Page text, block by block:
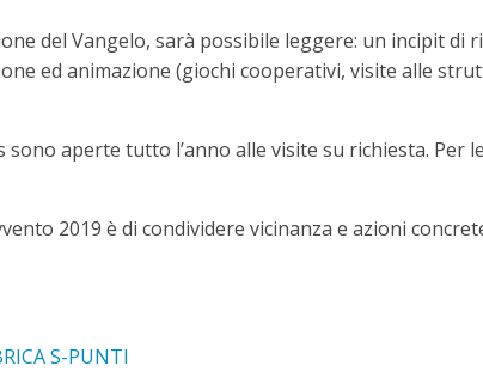
del Vangelo, sarà possibile leggere: un incipit di
ed animazione (giochi cooperativi, visite alle
sono aperte tutto l’anno alle visite su richiesta.
2019 è di condividere vicinanza e azioni
S-PUNTI